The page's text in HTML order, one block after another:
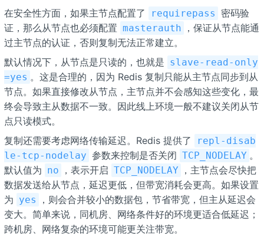
在安全性方面，如果主节点配置了
requirepass
密码验
证，那么从节点也必须配置 masterauth
，保证从节点能通
过主节点的认证，否则复制无法正常建立。
默认情况下，从节点是只读的，也就是 slave-read-only
=yes 。这是合理的，因为 Redis 复制只能从主节点同步到从
节点。如果直接修改从节点，主节点并不会感知这些变化，最
终会导致主从数据不一致。因此线上环境一般不建议关闭从节
点只读模式。
复制还需要考虑网络传输延迟。Redis 提供了
repl-disab
le-tcp-nodelay 参数来控制是否关闭 TCP_NODELAY 。
默认值为 no ，表示开启 TCP_NODELAY
，主节点会尽快把
数据发送给从节点，延迟更低，但带宽消耗会更高。如果设置
为 yes
，则会合并较小的数据包，节省带宽，但主从延迟会
变大。简单来说，同机房、网络条件好的环境更适合低延迟；
跨机房、网络复杂的环境可能更关注带宽。